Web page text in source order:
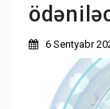
6 Sentyabr